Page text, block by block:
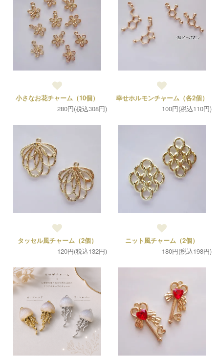
小さなお花チャーム（10個）
280円(税込308円)
幸せホルモンチャーム（各2個）
100円(税込110円)
タッセル風チャーム（2個）
120円(税込132円)
ニット風チャーム（2個）
180円(税込198円)